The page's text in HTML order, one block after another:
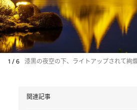
1 / 6 漆黒の夜空の下、ライトアップされて絢
関連記事